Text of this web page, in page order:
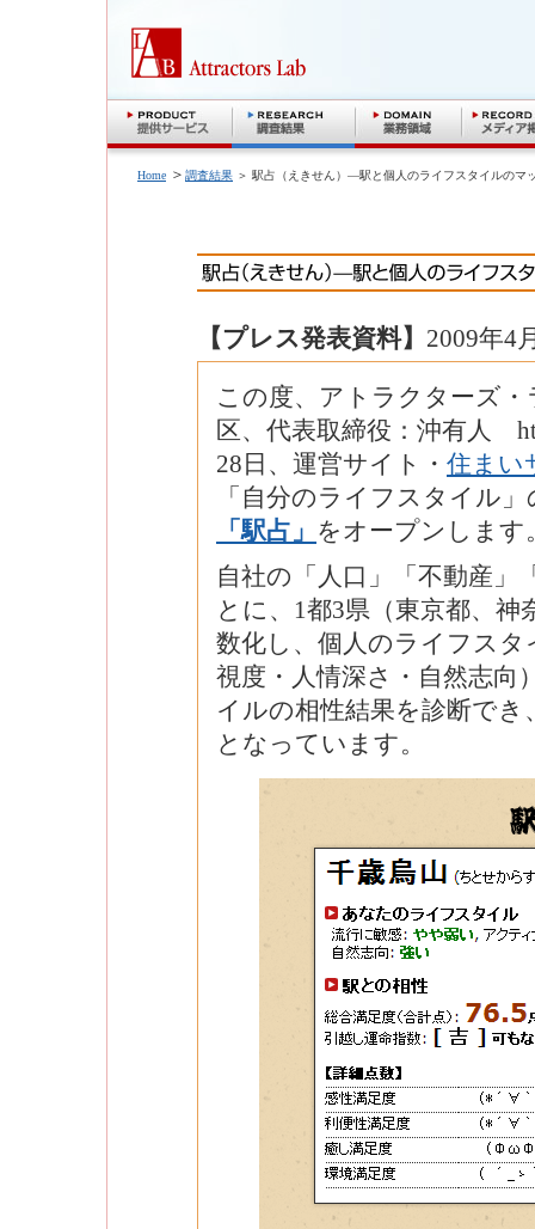
Home ＞ 調査結果 ＞ 駅占（えきせん）―駅と個人のライフスタイルのマ
【プレス発表資料】 2009年4
この度、アトラクターズ
区、代表取締役：沖有人
28日、運営サイト・ 住まい
「自分のライフスタイル
「駅占」 をオープンします
自社の「人口」「不動産
とに、1都3県（東京都、神
数化し、個人のライフスタ
視度・人情深さ・自然志
イルの相性結果を診断で
となっています。